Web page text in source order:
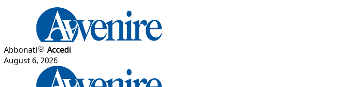
Abbonati
Accedi
August 6, 2026